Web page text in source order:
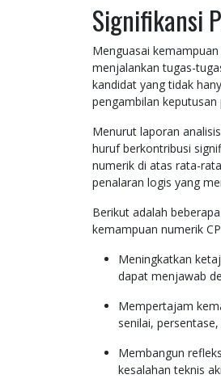
Signifikansi
Menguasai
menjalankan tugas-
kandidat yang tidak
pengambilan
Menurut laporan
huruf berkontribusi
numerik di atas rata-
penalaran logis yang
Berikut adalah
kemampuan numerik
Meningkatkan
dapat menjawab
Mempertajam
senilai,
Membangun
kesalahan teknis